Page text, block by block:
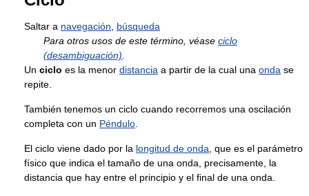
Saltar a navegación
búsqueda
Para otros usos de este término, véase ciclo
(desambiguación)
Un ciclo es la menor distancia a partir de la cual una onda se
repite.
También tenemos un ciclo cuando recorremos una oscilación
completa con un Péndulo
El ciclo viene dado por la longitud de onda , que es el parámetro
físico que indica el tamaño de una onda, precisamente, la
distancia que hay entre el principio y el final de una onda.